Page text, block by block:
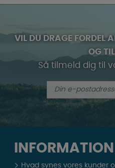
VIL DU DRAGE FORDEL
OG
Så tilmeld dig til
INFORMATION
Hvad synes vores kunder